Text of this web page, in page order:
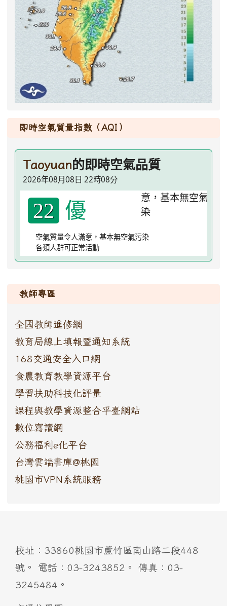
即時空氣質量指數（AQI）
Taoyuan的即時空氣品質
2026年08月08日 22時08分
22 優
空氣質量令人滿意，基本無空氣污染
各類人群可正常活動
教師專區
全國教師進修網
教育局線上填報暨通知系統
168交通安全入口網
食農教育教學資源平台
學習扶助科技化評量
課程與教學資源整合平臺網站
數位寫讀網
公務福利e化平台
台灣雲端書庫@桃園
桃園市VPN系統服務
校址：33860桃園市蘆竹區南山路二段448
號。 電話：03-3243852。 傳真：03-
3245484。